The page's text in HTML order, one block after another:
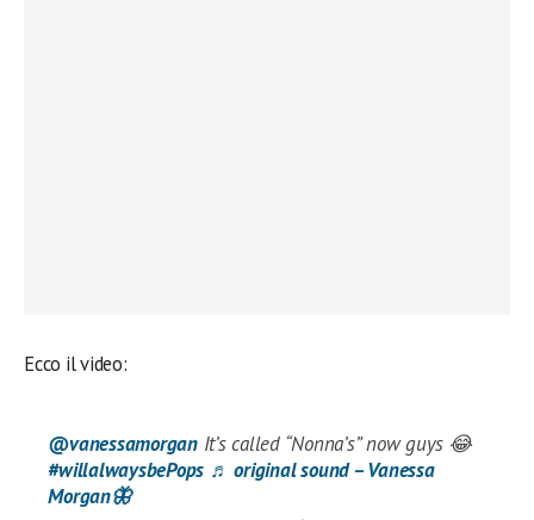
Ecco il video:
@vanessamorganIt’s called “Nonna’s” now guys 😂
#willalwaysbePops ♬ original sound – Vanessa
Morgan🦋